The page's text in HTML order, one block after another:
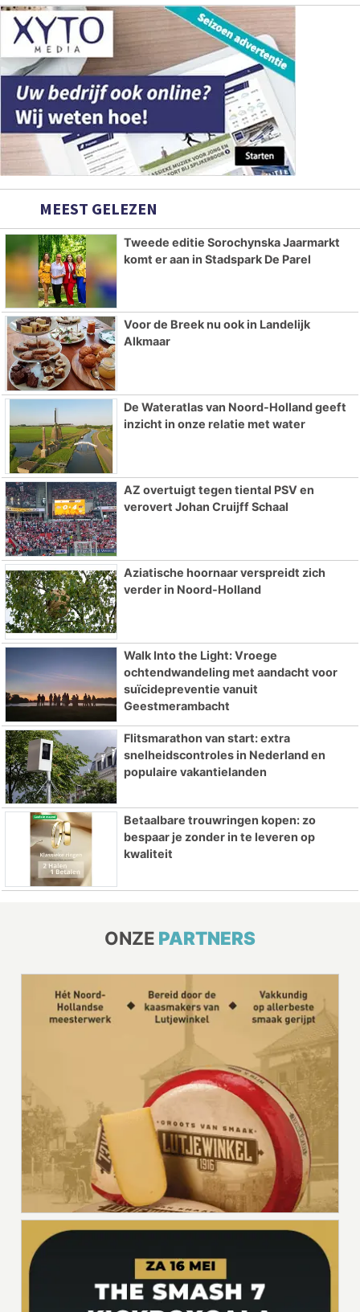
MEEST GELEZEN
Tweede editie Sorochynska Jaarmarkt
komt er aan in Stadspark De Parel
Voor de Breek nu ook in Landelijk
Alkmaar
De Wateratlas van Noord-Holland geeft
inzicht in onze relatie met water
AZ overtuigt tegen tiental PSV en
verovert Johan Cruijff Schaal
Aziatische hoornaar verspreidt zich
verder in Noord-Holland
Walk Into the Light: Vroege
ochtendwandeling met aandacht voor
suïcidepreventie vanuit
Geestmerambacht
Flitsmarathon van start: extra
snelheidscontroles in Nederland en
populaire vakantielanden
Betaalbare trouwringen kopen: zo
bespaar je zonder in te leveren op
kwaliteit
ONZE PARTNERS